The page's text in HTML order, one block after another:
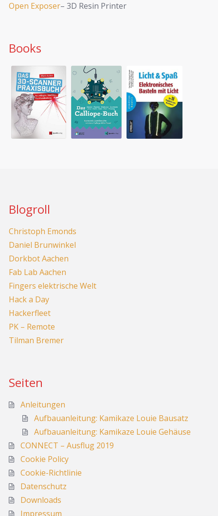
Open Exposer– 3D Resin Printer
Books
Blogroll
Christoph Emonds
Daniel Brunwinkel
Dorkbot Aachen
Fab Lab Aachen
Fingers elektrische Welt
Hack a Day
Hackerfleet
PK – Remote
Tilman Bremer
Seiten
Anleitungen
Aufbauanleitung: Kamikaze Louie Bausatz
Aufbauanleitung: Kamikaze Louie Gehäuse
CONNECT – Ausflug 2019
Cookie Policy
Cookie-Richtlinie
Datenschutz
Downloads
Impressum